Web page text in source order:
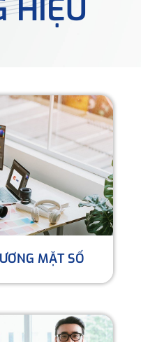
HIỆU
MẶT SỐ